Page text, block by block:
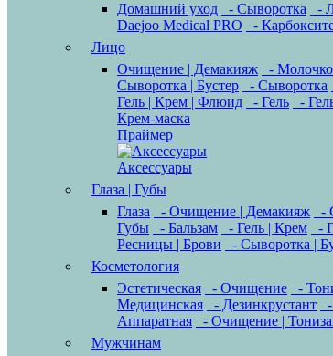
Домашний уход
- Сыворотка -
Daejoo Medical PRO
-
Лицо
Очищение | Демакияж
- Молочко
Сыворотка | Бустер
- Сыворотка
Гель | Крем | Флюид
- Гель -
Крем-маска
Праймер
Аксессуары
Глаза | Губы
Глаза
- Очищение | Демакияж -
Губы
- Бальзам - Гель | Крем -
Ресницы | Брови
- Сыворотка |
Косметология
Эстетическая
- Очищение -
Медицинская
- Дезинкрустант
Аппаратная
- Очищение |
Мужчинам